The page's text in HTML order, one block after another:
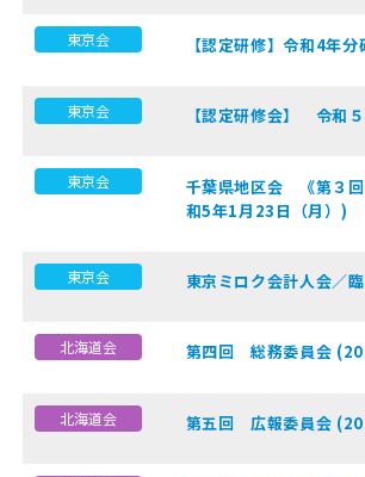
東京会 【認定研修】令和4年
東京会 【認定研修会】 令和
東京会
千葉県地区会 《第３回
和5年1月23日（月）)
東京会 東京ミロク会計人会／
北海道会 第四回 総務委員会
北海道会 第五回 広報委員会